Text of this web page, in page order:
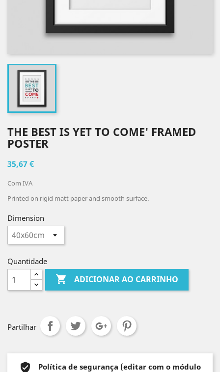
THE BEST IS YET TO COME' FRAMED
POSTER
35,67 €
Com IVA
Printed on rigid matt paper and smooth surface.
Dimension
Quantidade
 ADICIONAR AO CARRINHO
Partilhar
Política de segurança (editar com o módulo